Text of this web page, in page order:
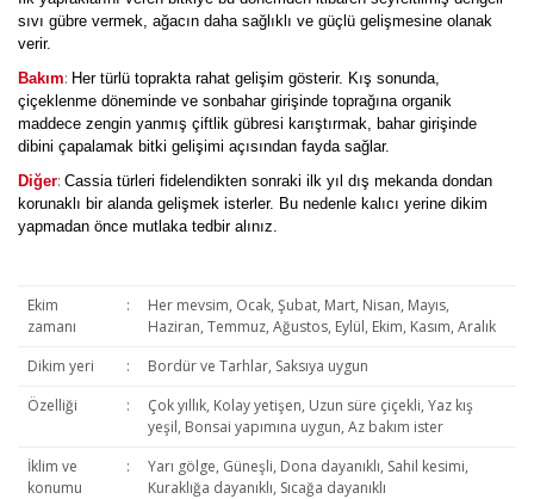
sıvı gübre vermek, ağacın daha sağlıklı ve güçlü gelişmesine olanak
verir.
Bakım: Her türlü toprakta rahat gelişim gösterir. Kış sonunda,
çiçeklenme döneminde ve sonbahar girişinde toprağına organik
maddece zengin yanmış çiftlik gübresi karıştırmak, bahar girişinde
dibini çapalamak bitki gelişimi açısından fayda sağlar.
Diğer: Cassia türleri fidelendikten sonraki ilk yıl dış mekanda dondan
korunaklı bir alanda gelişmek isterler. Bu nedenle kalıcı yerine dikim
yapmadan önce mutlaka tedbir alınız.
Ekim
zamanı
:
Her mevsim, Ocak, Şubat, Mart, Nisan, Mayıs,
Haziran, Temmuz, Ağustos, Eylül, Ekim, Kasım, Aralık
Dikim yeri
:
Bordür ve Tarhlar, Saksıya uygun
Özelliği
:
Çok yıllık, Kolay yetişen, Uzun süre çiçekli, Yaz kış
yeşil, Bonsai yapımına uygun, Az bakım ister
İklim ve
konumu
:
Yarı gölge, Güneşli, Dona dayanıklı, Sahil kesimi,
Kuraklığa dayanıklı, Sıcağa dayanıklı